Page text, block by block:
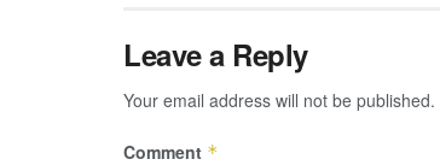
Leave a Reply
Your email address will not be published.
Comment *